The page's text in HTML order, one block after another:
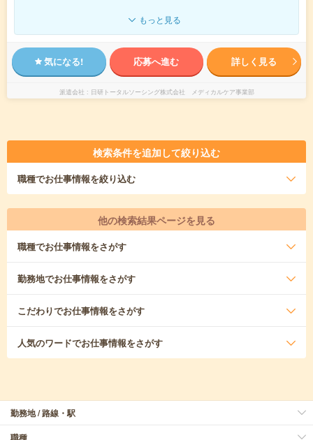
もっと見る
気になる! 応募へ進む 詳しく見る
派遣会社 日研トータルソーシング株式会社 メディカルケア事業部
検索条件を追加して絞り込む
職種でお仕事情報を絞り込む
他の検索結果ページを見る
職種でお仕事情報をさがす
勤務地でお仕事情報をさがす
こだわりでお仕事情報をさがす
人気のワードでお仕事情報をさがす
勤務地 / 路線・駅
職種